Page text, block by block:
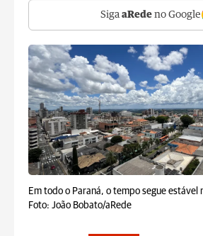
Siga aRede no Google
Em todo o Paraná, o tempo segue estável
Foto: João Bobato/aRede